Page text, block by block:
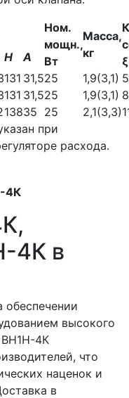
Ном.
мощн.,
Вт
Масса,
кг
ξ
Н
А
131 31,525 1,9(3,1)
131 31,525 1,9(3,1) 8
13835 25 2,1(3,3)
при
расхода.
4К
4К в
обеспечении
высокого
4К
что
наценок и
в